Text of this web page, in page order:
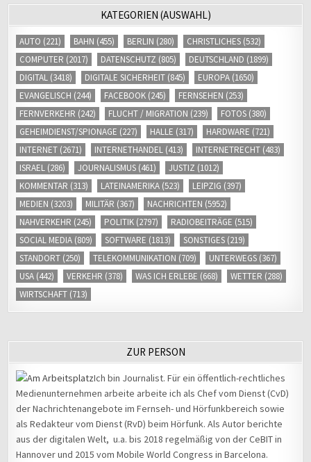
KATEGORIEN (AUSWAHL)
AUTO (221) BAHN (455) BERLIN (280) CHRISTLICHES (532)
COMPUTER (2017) DATENSCHUTZ (805) DEUTSCHLAND (1899)
DIGITAL (3418) DIGITALE SICHERHEIT (845) EUROPA (1650)
EVANGELISCH (244) FACEBOOK (245) FERNSEHEN (253)
FERNVERKEHR (242) FLUCHT / MIGRATION (239) FOTOS (380)
GEHEIMDIENST/SPIONAGE (227) HALLE (317) HARDWARE (721)
INTERNET (2671) INTERNETHANDEL (413) INTERNETRECHT (483)
ISRAEL (286) JOURNALISMUS (461) JUSTIZ (1012)
KOMMENTAR (313) LATEINAMERIKA (523) LEIPZIG (397)
MEDIEN (3203) MILITÄR (367) NACHRICHTEN (5952)
NAHVERKEHR (245) POLITIK (2797) RADIOBEITRÄGE (515)
SOCIAL MEDIA (809) SOFTWARE (1813) SONSTIGES (219)
STANDORT (250) TELEKOMMUNIKATION (709) UNTERWEGS (367)
USA (442) VERKEHR (378) WAS ICH ERLEBE (668) WETTER (288)
WIRTSCHAFT (713)
ZUR PERSON
Ich bin Journalist. Für ein öffentlich-rechtliches
Medienunternehmen arbeite arbeite ich als Chef vom Dienst (CvD)
der Nachrichtenangebote im Fernseh- und Hörfunkbereich sowie
als Redakteur vom Dienst (RvD) beim Hörfunk. Als Autor berichte
aus der digitalen Welt, u.a. bis 2018 regelmäßig von der CeBIT in
Hannover und 2015 vom Mobile World Congress in Barcelona.